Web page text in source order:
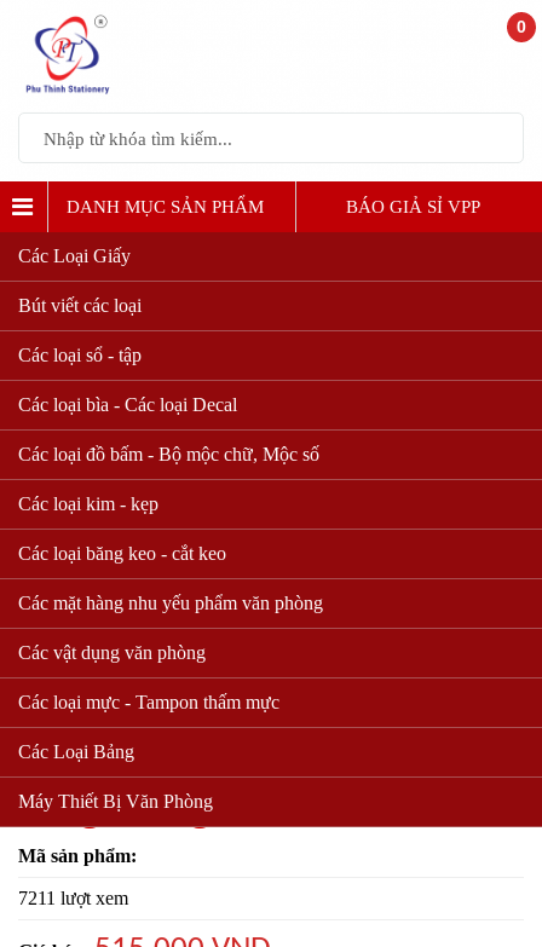
DANH MỤC SẢN PHẨM BÁO GIẢ SỈ VPP
Các Loại Giấy
Bút viết các loại
Các loại sổ - tập
Các loại bìa - Các loại Decal
Các loại đồ bấm - Bộ mộc chữ, Mộc số
Các loại kim - kẹp
Các loại băng keo - cắt keo
Các mặt hàng nhu yếu phẩm văn phòng
Các vật dụng văn phòng
Các loại mực - Tampon thấm mực
Các Loại Bảng
Máy Thiết Bị Văn Phòng
Bảng nhung 1.0 * 1.2
Mã sản phẩm:
7211 lượt xem
0